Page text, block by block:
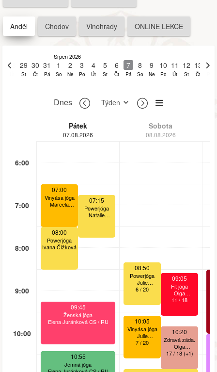
Anděl Chodov Vinohrady ONLINE LEKCE
28 29
St
30
Čt
31
Pá
1
So
Srpen 2026
2
Ne
3
Po
4
Út
5
St
6
Čt
7
Pá
8
So
9
Ne
10
Po
11
Út
12
St
13
Čt
14
Dnes
Pátek
07.08.2026
Sobota
08.08.2026
6:00
7:00
8:00
9:00
10:00
07:00
Vinyása jóga
Marcela
08:00
Powerjóga
Ivana Čížková
09:45
Ženská jóga
Elena Juránková CS / RU
10:55
Jemná jóga
07:15
Powerjóga
Natalie
08:50
Powerjóga
Julie
Drážďanská
6/20
10:05
Vinyása jóga
Julie
Drážďanská
7/20
09:05
Fit jóga
Olga
Skopalová CS
11 / 18
10:20
Zdravá záda.
Olga
Skopalová CS
17/18 +1